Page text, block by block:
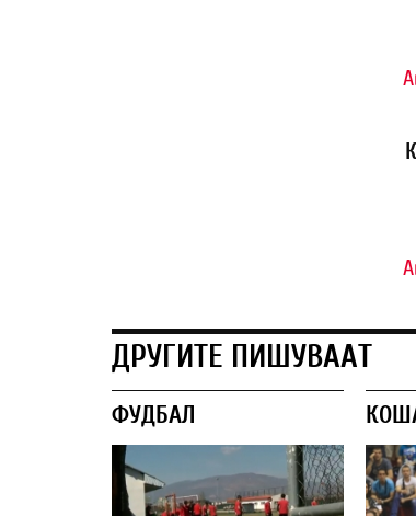
ДРУГИТЕ ПИШУВААТ
ФУДБАЛ